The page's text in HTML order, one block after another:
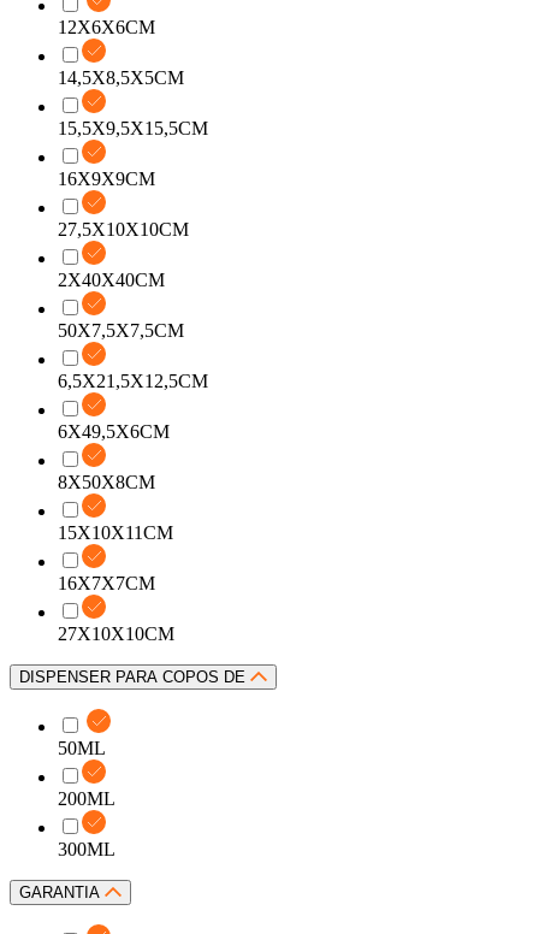
12X6X6CM
14,5X8,5X5CM
15,5X9,5X15,5CM
16X9X9CM
27,5X10X10CM
2X40X40CM
50X7,5X7,5CM
6,5X21,5X12,5CM
6X49,5X6CM
8X50X8CM
15X10X11CM
16X7X7CM
27X10X10CM
DISPENSER PARA COPOS DE
50ML
200ML
300ML
GARANTIA